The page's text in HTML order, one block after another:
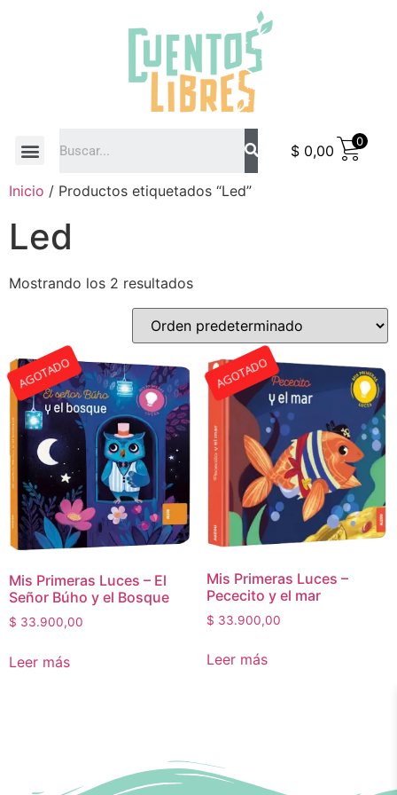
$ 0,00
0
Inicio / Productos etiquetados “Led”
Led
Mostrando los 2 resultados
AGOTADO
Mis Primeras Luces – El
Señor Búho y el Bosque
$ 33.900,00
Leer más
AGOTADO
Mis Primeras Luces –
Pececito y el mar
$ 33.900,00
Leer más